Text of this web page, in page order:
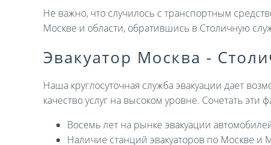
Не важно, что случилось с транспортным
Москве и области, обратившись в Столичную
Эвакуатор Москва -
Наша круглосуточная служба эвакуации дает
качество услуг на высоком уровне. Сочетать
Восемь лет на рынке эвакуации
Наличие станций эвакуаторов по Москве и